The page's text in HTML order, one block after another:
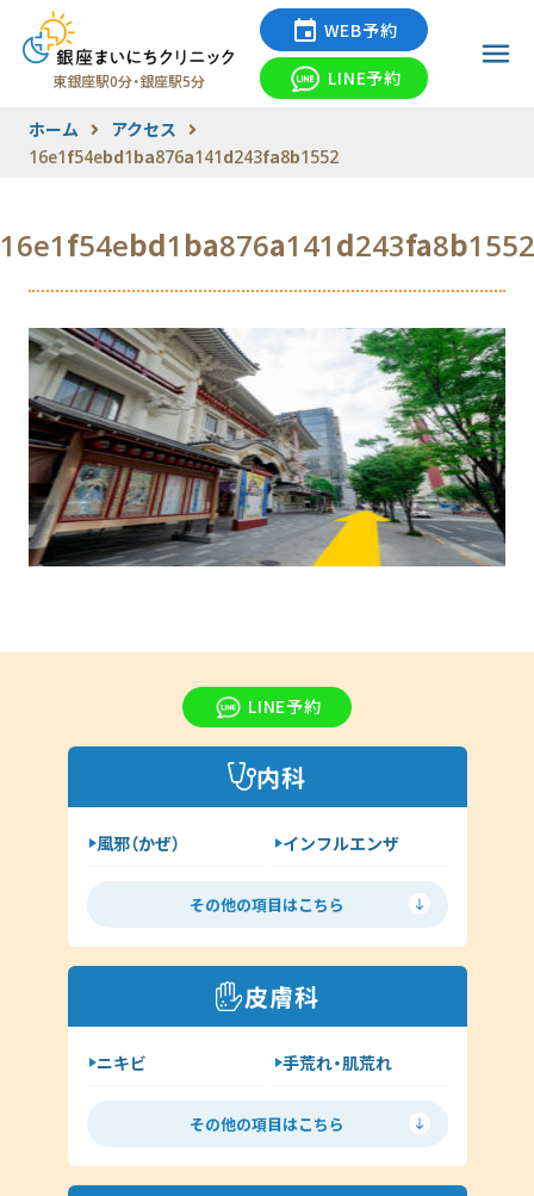
東銀座駅0分・銀座駅5分
WEB予約
LINE予約
ホーム
アクセス
16e1f54ebd1ba876a141d243fa8b1552
16e1f54ebd1ba876a141d243fa8b1552
LINE予約
内科
風邪（かぜ）
インフルエンザ
胃腸炎
花粉症
喘息
高血圧
咳喘息
消化器内科
呼吸器内科
新型コロナウイルス感染症
その他の項目はこちら
皮膚科
ニキビ
手荒れ・肌荒れ
じんましん
水虫
ヘルペス
帯状疱疹
その他の項目はこちら